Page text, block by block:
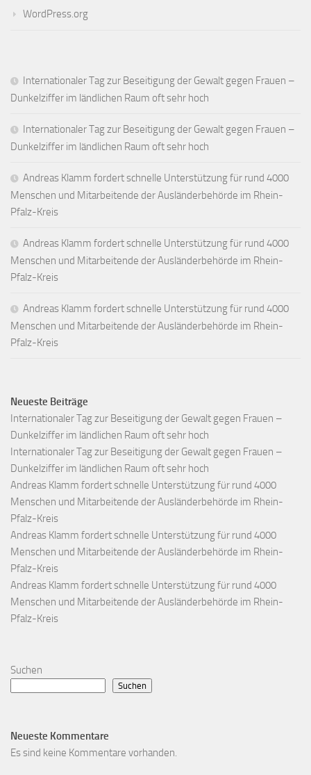
WordPress.org
Internationaler Tag zur Beseitigung der Gewalt gegen Frauen –
Dunkelziffer im ländlichen Raum oft sehr hoch
Internationaler Tag zur Beseitigung der Gewalt gegen Frauen –
Dunkelziffer im ländlichen Raum oft sehr hoch
Andreas Klamm fordert schnelle Unterstützung für rund 4000
Menschen und Mitarbeitende der Ausländerbehörde im Rhein-
Pfalz-Kreis
Andreas Klamm fordert schnelle Unterstützung für rund 4000
Menschen und Mitarbeitende der Ausländerbehörde im Rhein-
Pfalz-Kreis
Andreas Klamm fordert schnelle Unterstützung für rund 4000
Menschen und Mitarbeitende der Ausländerbehörde im Rhein-
Pfalz-Kreis
Neueste Beiträge
Internationaler Tag zur Beseitigung der Gewalt gegen Frauen –
Dunkelziffer im ländlichen Raum oft sehr hoch
Internationaler Tag zur Beseitigung der Gewalt gegen Frauen –
Dunkelziffer im ländlichen Raum oft sehr hoch
Andreas Klamm fordert schnelle Unterstützung für rund 4000
Menschen und Mitarbeitende der Ausländerbehörde im Rhein-
Pfalz-Kreis
Andreas Klamm fordert schnelle Unterstützung für rund 4000
Menschen und Mitarbeitende der Ausländerbehörde im Rhein-
Pfalz-Kreis
Andreas Klamm fordert schnelle Unterstützung für rund 4000
Menschen und Mitarbeitende der Ausländerbehörde im Rhein-
Pfalz-Kreis
Suchen
Suchen
Neueste Kommentare
Es sind keine Kommentare vorhanden.